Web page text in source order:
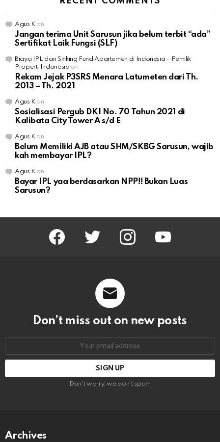
Agus Kon
Jangan terima Unit Sarusun jika belum terbit “ada”
Sertifikat Laik Fungsi (SLF)
Biaya IPL dan Sinking Fund Apartemen di Indonesia – Pemilik
Properti Indonesia on
Rekam Jejak P3SRS Menara Latumeten dari Th.
2013 – Th. 2021
Agus Kon
Sosialisasi Pergub DKI No. 70 Tahun 2021 di
Kalibata City Tower A s/d E
Agus Kon
Belum Memiliki AJB atau SHM/SKBG Sarusun, wajib
kah membayar IPL?
Agus Kon
Bayar IPL yaa berdasarkan NPP!! Bukan Luas
Sarusun?
facebook twitter instagram youtube
Don’t miss out on new posts
Don't worry, we don't spam
Archives